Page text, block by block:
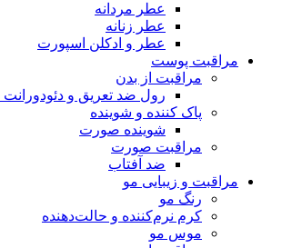
عطر مردانه
عطر زنانه
عطر و ادکلن اسپورت
مراقبت پوست
مراقبت از بدن
رول ضد تعریق و دئودورانت
پاک کننده و شوینده
شوینده صورت
مراقبت صورت
ضد آفتاب
مراقبت و زیبایی مو
رنگ مو
کرم نرم‌کننده و حالت‌دهنده
موس مو